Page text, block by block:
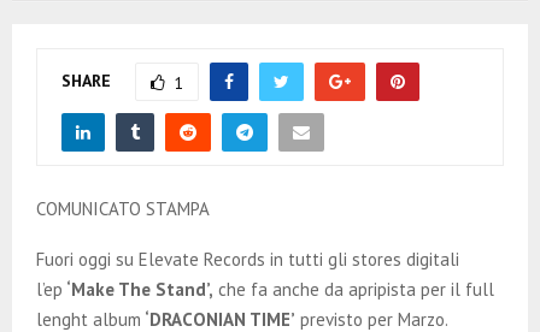
N
SHARE 1
COMUNICATO STAMPA
Fuori oggi su Elevate Records in tutti gli stores digitali
l’ep ‘Make The Stand’, che fa anche da apripista per il full
lenght album ‘DRACONIAN TIME’ previsto per Marzo.